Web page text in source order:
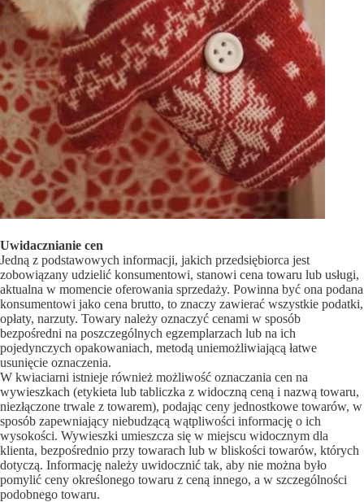
Uwidacznianie cen
Jedną z podstawowych informacji, jakich przedsiębiorca jest
zobowiązany udzielić konsumentowi, stanowi cena towaru lub usługi,
aktualna w momencie oferowania sprzedaży. Powinna być ona podana
konsumentowi jako cena brutto, to znaczy zawierać wszystkie podatki,
opłaty, narzuty. Towary należy oznaczyć cenami w sposób
bezpośredni na poszczególnych egzemplarzach lub na ich
pojedynczych opakowaniach, metodą uniemożliwiającą łatwe
usunięcie oznaczenia.
W kwiaciarni istnieje również możliwość oznaczania cen na
wywieszkach (etykieta lub tabliczka z widoczną ceną i nazwą towaru,
niezłączone trwale z towarem), podając ceny jednostkowe towarów, w
sposób zapewniający niebudzącą wątpliwości informację o ich
wysokości. Wywieszki umieszcza się w miejscu widocznym dla
klienta, bezpośrednio przy towarach lub w bliskości towarów, których
dotyczą. Informację należy uwidocznić tak, aby nie można było
pomylić ceny określonego towaru z ceną innego, a w szczególności
podobnego towaru.